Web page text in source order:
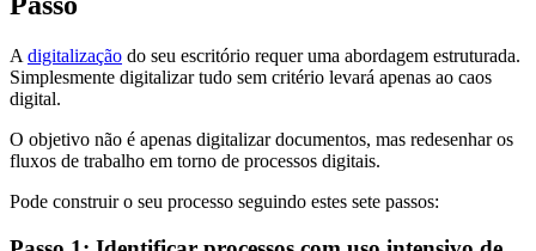
A digitalização do seu escritório requer uma abordagem estruturada.
Simplesmente digitalizar tudo sem critério levará apenas ao caos
digital.
O objetivo não é apenas digitalizar documentos, mas redesenhar os
fluxos de trabalho em torno de processos digitais.
Pode construir o seu processo seguindo estes sete passos: